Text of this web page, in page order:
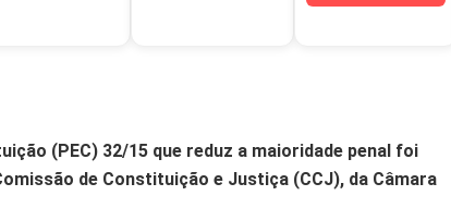
(PEC) 32/15 que reduz a maioridade penal foi
de Constituição e Justiça (CCJ), da Câmara